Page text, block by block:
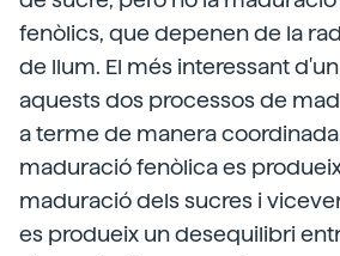
fenòlics, que depenen de la
de llum. El més interessant
aquests dos processos de
a terme de manera
maduració fenòlica es
maduració dels sucres i
es produeix un desequilibri